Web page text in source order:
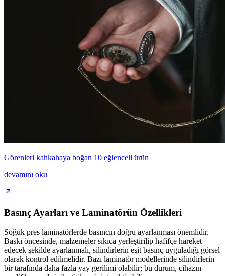
Görenleri kahkahaya boğan 10 eğlenceli ürün
devamını oku
Basınç Ayarları ve Laminatörün Özellikleri
Soğuk pres laminatörlerde basıncın doğru ayarlanması önemlidir.
Baskı öncesinde, malzemeler sıkıca yerleştirilip hafifçe hareket
edecek şekilde ayarlanmalı, silindirlerin eşit basınç uyguladığı görsel
olarak kontrol edilmelidir. Bazı laminatör modellerinde silindirlerin
bir tarafında daha fazla yay gerilimi olabilir; bu durum, cihazın